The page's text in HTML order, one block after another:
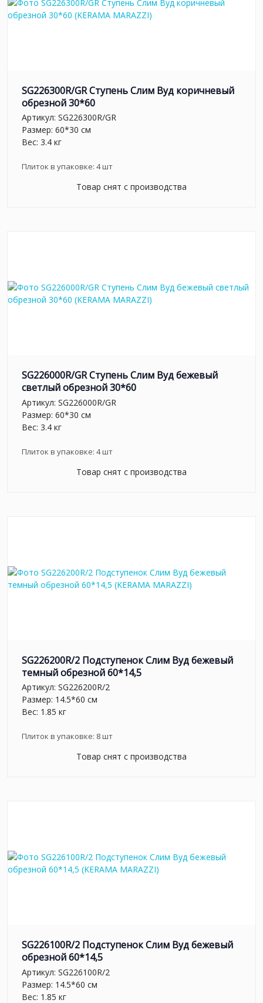
SG226300R/GR Ступень Слим Вуд коричневый
обрезной 30*60
Артикул: SG226300R/GR
Размер: 60*30 см
Вес: 3.4 кг
Плиток в упаковке: 4шт
Товар снят с производства
SG226000R/GR Ступень Слим Вуд бежевый
светлый обрезной 30*60
Артикул: SG226000R/GR
Размер: 60*30 см
Вес: 3.4 кг
Плиток в упаковке: 4шт
Товар снят с производства
SG226200R/2 Подступенок Слим Вуд бежевый
темный обрезной 60*14,5
Артикул: SG226200R/2
Размер: 14.5*60 см
Вес: 1.85 кг
Плиток в упаковке: 8шт
Товар снят с производства
SG226100R/2 Подступенок Слим Вуд бежевый
обрезной 60*14,5
Артикул: SG226100R/2
Размер: 14.5*60 см
Вес: 1.85 кг